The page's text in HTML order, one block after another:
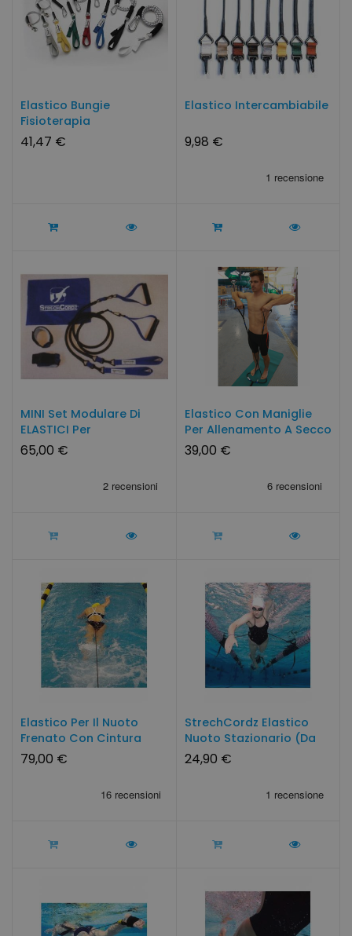
Elastico Bungie
Fisioterapia
41,47 €
Elastico Intercambiabile
9,98 €
MINI Set Modulare Di
ELASTICI Per
L'allenamento...
65,00 €
Elastico Con Maniglie
Per Allenamento A Secco
39,00 €
Elastico Per Il Nuoto
Frenato Con Cintura
Lungo
79,00 €
StrechCordz Elastico
Nuoto Stazionario (da
Fermi)
24,90 €